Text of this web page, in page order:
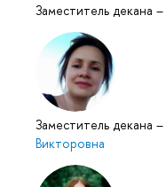
Заместитель декана –
Заместитель декана –
Викторовна